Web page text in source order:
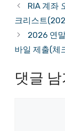
RIA 계좌
크리스트
2026 연
바일 제출(체
댓글 남